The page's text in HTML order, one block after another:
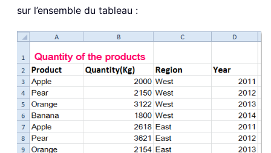
sur l’ensemble du tableau :